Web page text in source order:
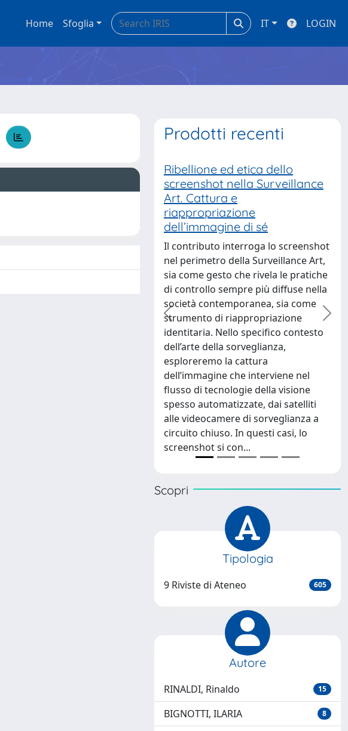
Home Sfoglia IT LOGIN
Prodotti recenti
Ribellione ed etica dello
screenshot nella Surveillance
Il contributo interroga lo screenshot
nel perimetro della Surveillance Art,
sia come gesto che rivela le pratiche
di controllo sempre più diffuse nella
società contemporanea, sia come
identitaria. Nello specifico contesto
dell’immagine che interviene nel
flusso di tecnologie della visione
spesso automatizzate, dai satelliti
alle videocamere di sorveglianza a
circuito chiuso. In questi casi, lo
Screenshotting as gestural
reframing: Mediated
authenticity and Self-remix
youth visual practices
Lo screenshot è un gesto tecnico
ordinario, ma culturalmente
nelle pratiche digitali giovanili
contemporanee. Catturando
contenuto e interfaccia, registra
un’esperienza di schermo situata e
funziona al tempo stesso come
indice e come archivio personale
autenticità mediata. La
dell’ambiente mediale lo rende
inoltre altamente riusabile: circola
come frammento citabile o
readymade, si presta a riscritture
rimontaggi memetici, inclusi i fake
screenshot. L’articolo anal...
precedente
Scopri
Tipologia
9 Riviste di Ateneo 605
Autore
RINALDI, Rinaldo 15
BIGNOTTI, ILARIA 8